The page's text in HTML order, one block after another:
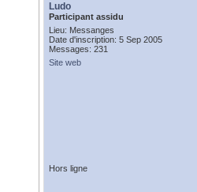
Ludo
Participant assidu
Lieu: Messanges
Date d'inscription: 5 Sep 2005
Messages: 231
Site web
Hors ligne